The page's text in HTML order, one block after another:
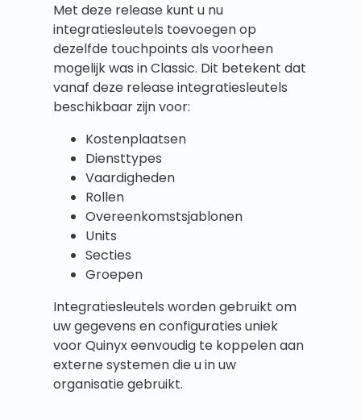
Met deze release kunt u nu
integratiesleutels toevoegen op
dezelfde touchpoints als voorheen
mogelijk was in Classic. Dit betekent dat
vanaf deze release integratiesleutels
beschikbaar zijn voor:
Kostenplaatsen
Diensttypes
Vaardigheden
Rollen
Overeenkomstsjablonen
Units
Secties
Groepen
Integratiesleutels worden gebruikt om
uw gegevens en configuraties uniek
voor Quinyx eenvoudig te koppelen aan
externe systemen die u in uw
organisatie gebruikt.